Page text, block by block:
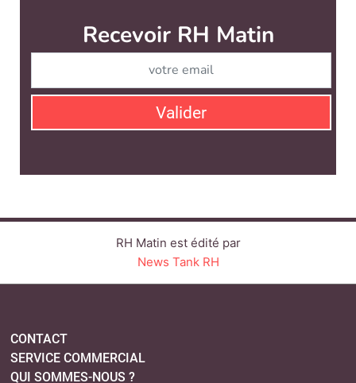
RH Matin est édité par
QUI SOMMES-NOUS ?
LINKEDINTWITTERFACEBOOK
MENTIONS LÉGALES
POLITIQUE DE CONFIDENTIALITÉ